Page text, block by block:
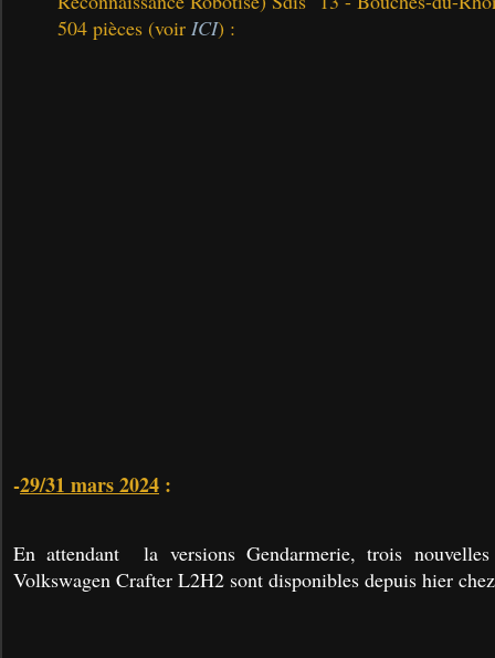
504 pièces (voir ICI) :
-29/31 mars 2024 :
En attendant la versions Gendarmerie, trois
Volkswagen Crafter L2H2 sont disponibles depuis hier